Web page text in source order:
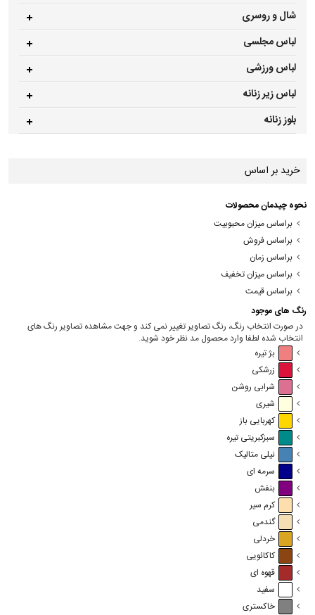
شال و روسری
لباس مجلسی
لباس ورزشی
لباس زیر زنانه
بلوز زنانه
خرید بر اساس
نحوه چیدمان محصولات
براساس میزان محبوبیت
براساس فروش
براساس زمان
براساس میزان تخفیف
براساس قیمت
رنگ های موجود
در صورت انتخاب رنگ، رنگ تصاویر تغییر نمی کند و جهت مشاهده تصاویر رنگ های
انتخاب شده لطفا وارد محصول مد نظر خود شوید.
بژ تیره
زرشکی
شرابی روشن
شیری
کهربایی باز
سبزکبریتی تیره
نیلی متالیک
سرمه ای
بنفش
کرم سیر
گندمی
خردلی
کاکائویی
قهوه ای
سفید
خاکستری